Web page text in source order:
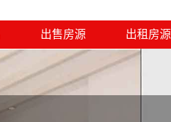
出售房源 出租房源